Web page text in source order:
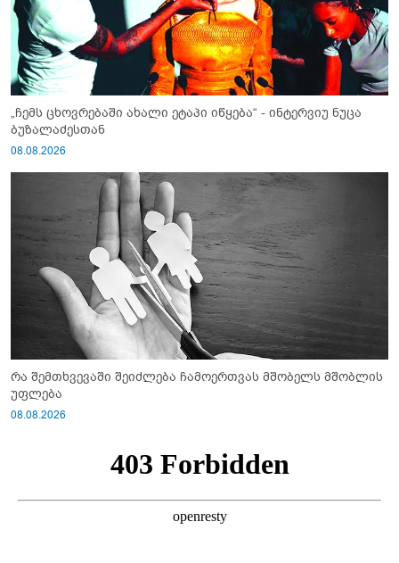
„ჩემს ცხოვრებაში ახალი ეტაპი იწყება“ - ინტერვიუ ნუცა
ბუზალაძესთან
08.08.2026
რა შემთხვევაში შეიძლება ჩამოერთვას მშობელს მშობლის
უფლება
08.08.2026